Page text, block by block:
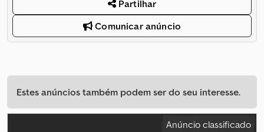
Partilhar
Comunicar anúncio
Estes anúncios também podem ser do seu interesse.
Anúncio classificado